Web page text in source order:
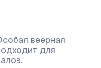
веерная
для